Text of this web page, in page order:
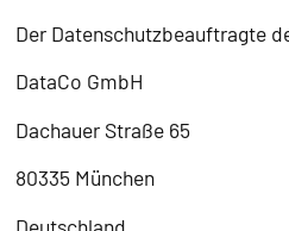
Der Datenschutzbeauftragte
DataCo GmbH
Dachauer Straße 65
80335 München